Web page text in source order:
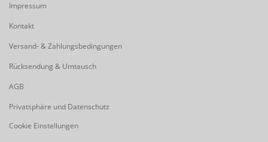
Impressum
Kontakt
Versand- & Zahlungsbedingungen
Rücksendung & Umtausch
AGB
Privatsphäre und Datenschutz
Cookie Einstellungen